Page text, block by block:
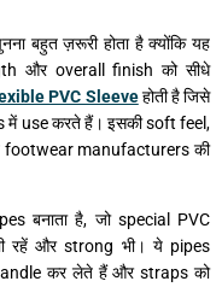
बहुत ज़रूरी होता है क्योंकि यह
और overall finish को सीधे
PVC Sleeveहोती है जिसे
use करते हैं। इसकी soft feel,
manufacturers की
बनाता है, जो special PVC
रहें और strong भी। ये pipes
कर लेते हैं और straps को